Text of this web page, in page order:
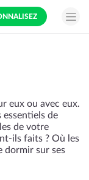
eux ou avec eux.
essentiels de
de votre
ils faits ? Où les
dormir sur ses